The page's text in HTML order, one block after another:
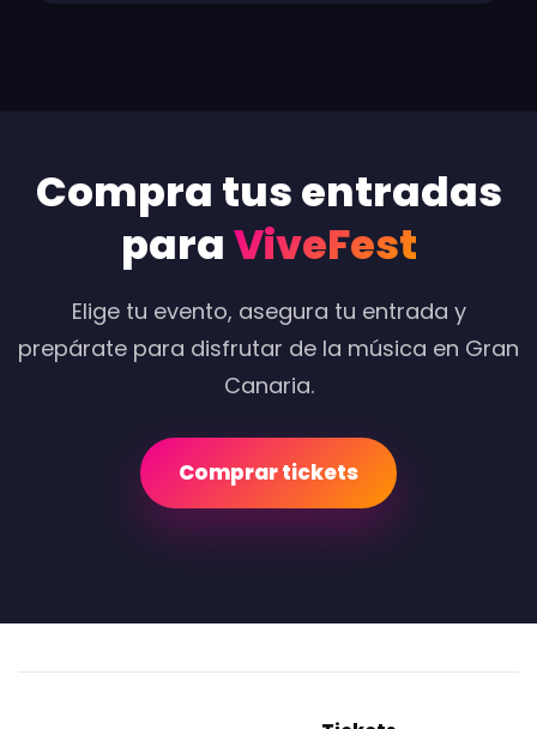
Compra tus entradas
paraViveFest
Elige tu evento, asegura tu entrada y
prepárate para disfrutar de la música en Gran
Canaria.
Comprar tickets